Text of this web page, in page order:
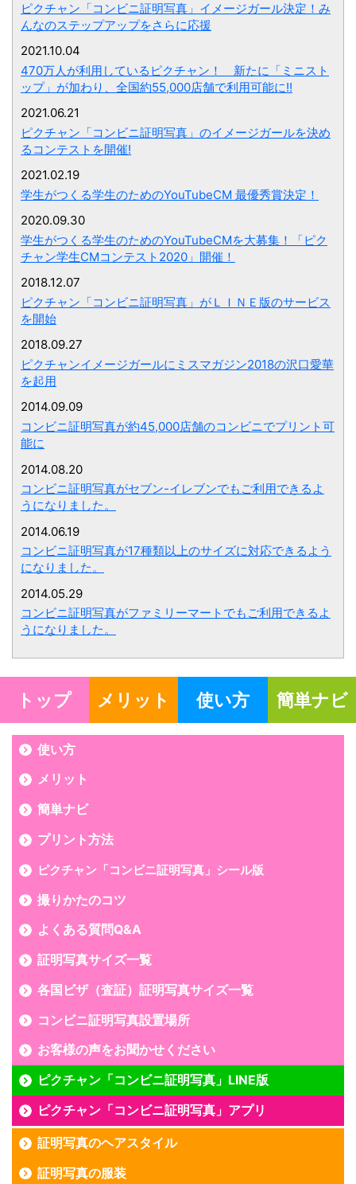
ピクチャン「コンビニ証明写真」イメージガール決定！み
んなのステップアップをさらに応援
2021.10.04
470万人が利用しているピクチャン！ 新たに「ミニスト
ップ」が加わり、全国約55,000店舗で利用可能に!!
2021.06.21
ピクチャン「コンビニ証明写真」のイメージガールを決め
るコンテストを開催!
2021.02.19
学生がつくる学生のためのYouTubeCM 最優秀賞決定！
2020.09.30
学生がつくる学生のためのYouTubeCMを大募集！「ピク
チャン学生CMコンテスト2020」開催！
2018.12.07
ピクチャン「コンビニ証明写真」がＬＩＮＥ版のサービス
を開始
2018.09.27
ピクチャンイメージガールにミスマガジン2018の沢口愛華
を起用
2014.09.09
コンビニ証明写真が約45,000店舗のコンビニでプリント可
能に
2014.08.20
コンビニ証明写真がセブン-イレブンでもご利用できるよ
うになりました。
2014.06.19
コンビニ証明写真が17種類以上のサイズに対応できるよう
になりました。
2014.05.29
コンビニ証明写真がファミリーマートでもご利用できるよ
うになりました。
トップ メリット 使い方 簡単ナビ
使い方
メリット
簡単ナビ
プリント方法
ピクチャン「コンビニ証明写真」シール版
撮りかたのコツ
よくある質問Q&A
証明写真サイズ一覧
各国ビザ（査証）証明写真サイズ一覧
コンビニ証明写真設置場所
お客様の声をお聞かせください
ピクチャン「コンビニ証明写真」LINE版
ピクチャン「コンビニ証明写真」アプリ
証明写真のヘアスタイル
証明写真の服装